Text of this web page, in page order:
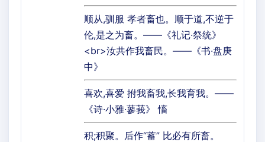
顺从,驯服 孝者畜也。顺于道,不逆于
伦,是之为畜。——《礼记·祭统》
<br>汝共作我畜民。——《书·盘庚
中》
喜欢,喜爱 拊我畜我,长我育我。——
《诗·小雅·蓼莪》 慉
积;积聚。后作“蓄” 比必有所畜。